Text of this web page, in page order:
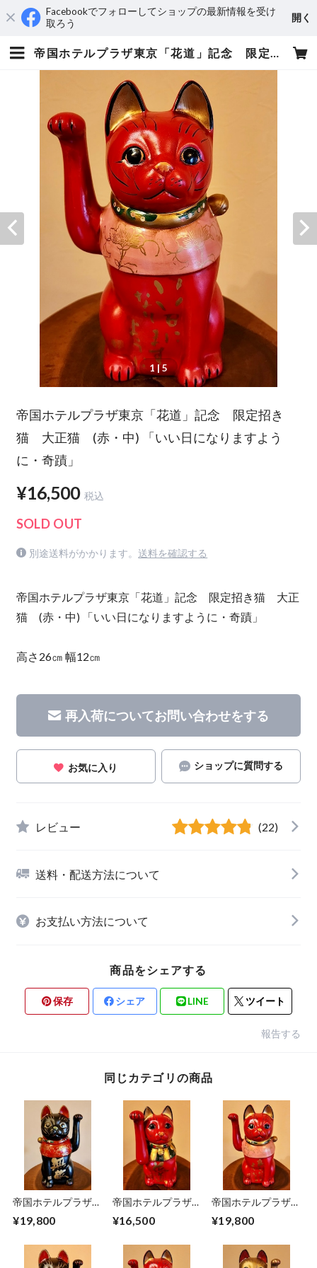
Facebookでフォローしてショップの最新情報を受け
取ろう
開く
帝国ホテルプラザ東京「花道」記念 限定招き猫 大正猫 (赤・中) 「いい日になりますように・奇蹟」 | 矢野きよ実の書っぷ
1| 5
帝国ホテルプラザ東京「花道」記念 限定招き
猫 大正猫 (赤・中) 「いい日になりますよう
に・奇蹟」
¥16,500 税込
SOLD OUT
別途送料がかかります。 送料を確認する
帝国ホテルプラザ東京「花道」記念 限定招き猫 大正
猫 (赤・中) 「いい日になりますように・奇蹟」
高さ26㎝ 幅12㎝
再入荷についてお問い合わせをする
お気に入り ショップに質問する
レビュー (22)
送料・配送方法について
お支払い方法について
商品をシェアする
保存 シェア LINE ツイート
報告する
同じカテゴリの商品
帝国ホテルプラザ東
定招き猫 大正猫
はいない自分に負け
ない」
¥19,800
帝国ホテルプラザ東
定招き猫 大正猫
なたと歩きたい」
¥16,500
帝国ホテルプラザ東
定招き猫 大正猫
よくなる・無敵」
¥19,800